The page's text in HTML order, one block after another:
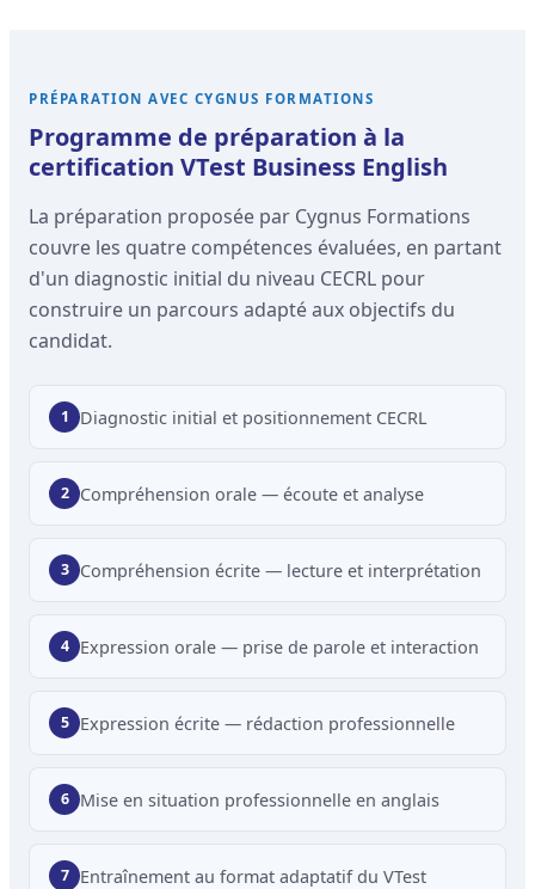
PRÉPARATION AVEC CYGNUS FORMATIONS
Programme de préparation à la
certification VTest Business English
La préparation proposée par Cygnus Formations
couvre les quatre compétences évaluées, en partant
d'un diagnostic initial du niveau CECRL pour
construire un parcours adapté aux objectifs du
candidat.
Diagnostic initial et positionnement CECRL
Compréhension orale — écoute et analyse
Compréhension écrite — lecture et interprétation
Expression orale — prise de parole et interaction
Expression écrite — rédaction professionnelle
Mise en situation professionnelle en anglais
Entraînement au format adaptatif du VTest